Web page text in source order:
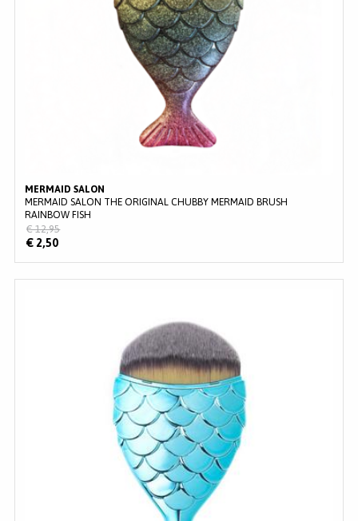
MERMAID SALON
MERMAID SALON THE ORIGINAL CHUBBY MERMAID BRUSH
RAINBOW FISH
€ 2,50
€ 12,95